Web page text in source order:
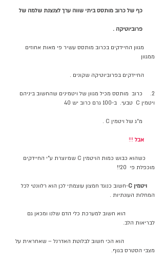
כף של כרוב מותסס ביתי שווה ערך לצנצנת שלמה של
       מגוון החיידקים בכרוב מותסס עשיר פי מאות אחוזים
ממגוון
2.     כרוב  מותסס מכיל מגוון של ויטמינים שהחשוב ביניהם
ויטמין C  טבעי.  ב-100 גרם כרוב יש 40
אבל !!!
      כשהוא כבוש כמות הויטמין C שמיוצרת ע"י החיידקים
מוכפלת פי  20!!
-חשוב כנוגד חמצון עוצמתי לכן הוא רלוונטי לכל
המחלות העונתיות .
                   הוא חשוב למערכת כלי הדם שלנו ומכאן גם
לבריאות הלב.
                    הוא הכי חשוב לבלוטת האדרנל – שאחראית על
מצבי הסטרס בגוף.